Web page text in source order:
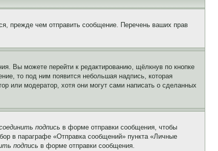
прежде чем отправить сообщение. Перечень ваших прав
Вы можете перейти к редактированию, щёлкнув по кнопке
то под ним появится небольшая надпись, которая
или модератор, хотя они могут сами написать о сделанных
подпись в форме отправки сообщения, чтобы
в параграфе «Отправка сообщений» пункта «Личные
подпись в форме отправки сообщения.